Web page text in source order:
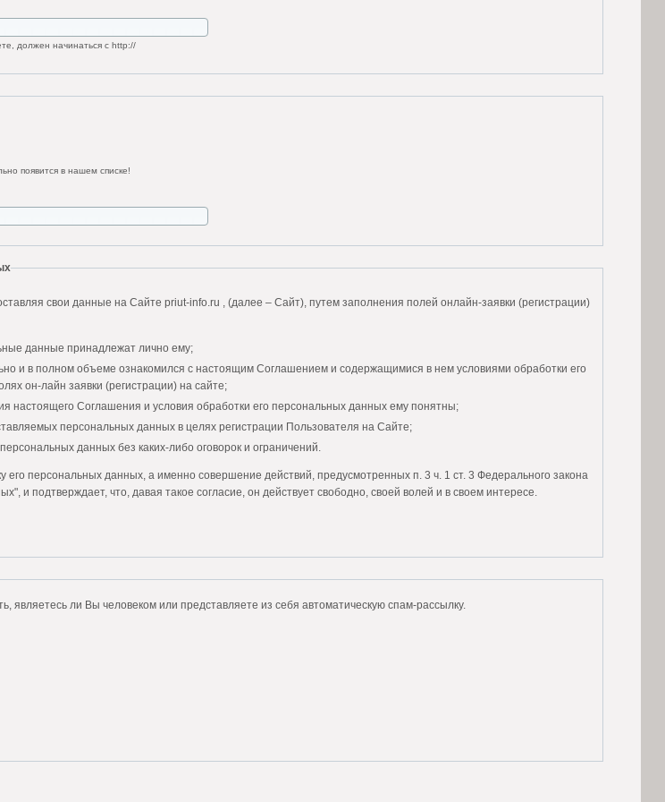
должен начинаться с http://
появится в нашем списке!
свои данные на Сайте priut-info.ru , (далее – Сайт), путем заполнения полей онлайн-заявки (регистрации)
данные принадлежат лично ему;
и в полном объеме ознакомился с настоящим Соглашением и содержащимися в нем условиями обработки его
он-лайн заявки (регистрации) на сайте;
настоящего Соглашения и условия обработки его персональных данных ему понятны;
персональных данных в целях регистрации Пользователя на Сайте;
данных без каких-либо оговорок и ограничений.
его персональных данных, а именно совершение действий, предусмотренных п. 3 ч. 1 ст. 3 Федерального закона
и подтверждает, что, давая такое согласие, он действует свободно, своей волей и в своем интересе.
данных является конкретным, информированным и сознательным.
следующие действия (операции) с персональными данными:
документами сроков хранения отчетности, но не менее трех лет, с момента даты прекращения
Этот вопрос задается для того, чтобы выяснить, являетесь ли Вы человеком или представляете из себя автоматическую спам-рассылку.